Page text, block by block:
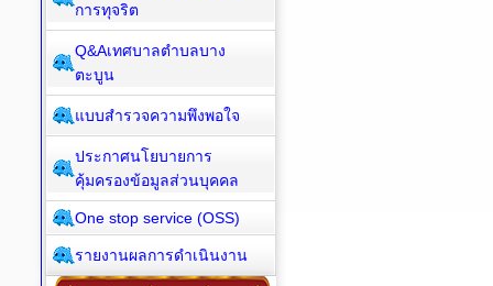
การทุจริต
Q&Aเทศบาลตำบลบาง
ตะบูน
แบบสำรวจความพึงพอใจ
ประกาศนโยบายการ
คุ้มครองข้อมูลส่วนบุคคล
One stop service (OSS)
รายงานผลการดำเนินงาน